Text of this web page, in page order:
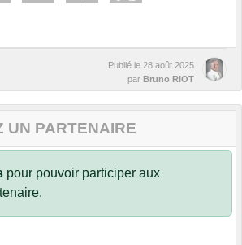
Publié le 28 août 2025
par Bruno RIOT
UN PARTENAIRE
pour pouvoir participer aux